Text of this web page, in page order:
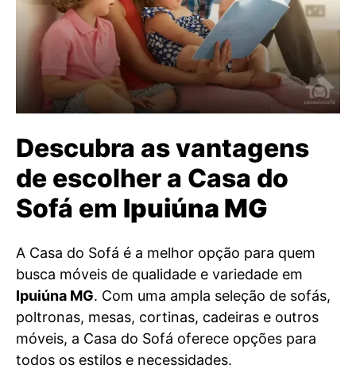
Descubra as vantagens
de escolher a Casa do
Sofá em Ipuiúna MG
A Casa do Sofá é a melhor opção para quem
busca móveis de qualidade e variedade em
Ipuiúna MG. Com uma ampla seleção de sofás,
poltronas, mesas, cortinas, cadeiras e outros
móveis, a Casa do Sofá oferece opções para
todos os estilos e necessidades.